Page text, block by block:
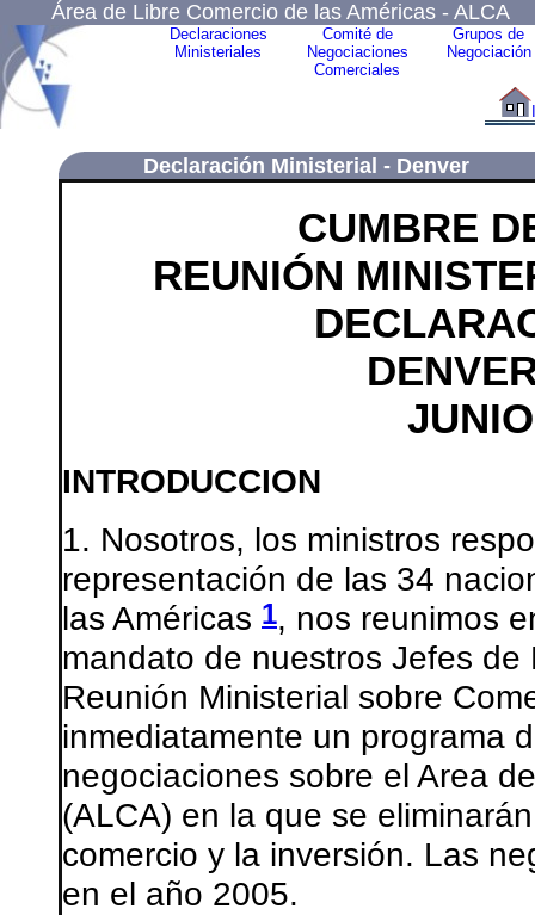
Área de Libre Comercio de las Américas - ALCA
Declaraciones
Ministeriales
Comité de
Negociaciones
Comerciales
Grupos de
Negociación
Declaración Ministerial - Denver
CUMBRE
REUNIÓN
INTRODUCCION
1. Nosotros, los ministros
representación de las 34
las Américas 1, nos reunimos
mandato de nuestros Jefes
Reunión Ministerial sobre
inmediatamente un programa
negociaciones sobre el Area
(ALCA) en la que se
comercio y la inversión. Las
en el año 2005.